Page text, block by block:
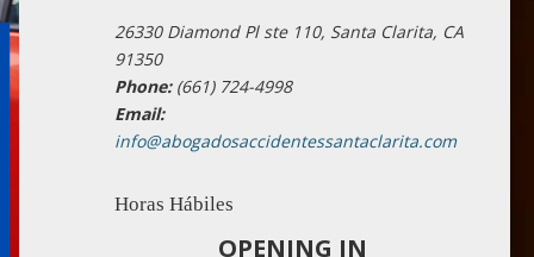
26330 Diamond Pl ste 110, Santa Clarita, CA
91350
Phone:(661) 724-4998
Email:
info@abogadosaccidentessantaclarita.com
Horas Hábiles
OPENING IN